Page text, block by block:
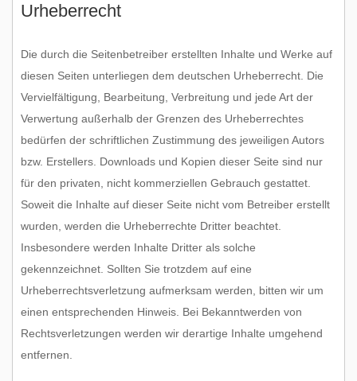
Urheberrecht
Die durch die Seitenbetreiber erstellten Inhalte und Werke auf
diesen Seiten unterliegen dem deutschen Urheberrecht. Die
Vervielfältigung, Bearbeitung, Verbreitung und jede Art der
Verwertung außerhalb der Grenzen des Urheberrechtes
bedürfen der schriftlichen Zustimmung des jeweiligen Autors
bzw. Erstellers. Downloads und Kopien dieser Seite sind nur
für den privaten, nicht kommerziellen Gebrauch gestattet.
Soweit die Inhalte auf dieser Seite nicht vom Betreiber erstellt
wurden, werden die Urheberrechte Dritter beachtet.
Insbesondere werden Inhalte Dritter als solche
gekennzeichnet. Sollten Sie trotzdem auf eine
Urheberrechtsverletzung aufmerksam werden, bitten wir um
einen entsprechenden Hinweis. Bei Bekanntwerden von
Rechtsverletzungen werden wir derartige Inhalte umgehend
entfernen.